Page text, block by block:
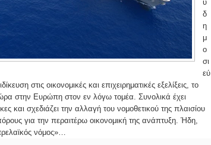
υ
δ
η
μ
ο
σι
εύ
στις οικονομικές και επιχειρηματικές εξελίξεις, το
στην Ευρώπη στον εν λόγω τομέα. Συνολικά έχει
και σχεδιάζει την αλλαγή του νομοθετικού της πλαισίου
για την περαιτέρω οικονομική της ανάπτυξη. Ήδη,
νόμος»…